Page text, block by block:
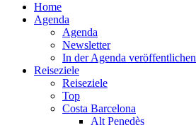
Home
Agenda
Agenda
Newsletter
In der Agenda veröffentlichen
Reiseziele
Reiseziele
Top
Costa Barcelona
Alt Penedès